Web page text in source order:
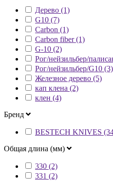
Дерево (1)
G10 (7)
Carbon (1)
Carbon fiber (1)
G-10 (2)
Рог/нейзильбер/
Рог/нейзильбер/G10 (3)
Железное дерево (5)
кап клена (2)
клен (4)
Бренд
BESTECH KNIVES
Общая длина (мм)
330 (2)
331 (2)